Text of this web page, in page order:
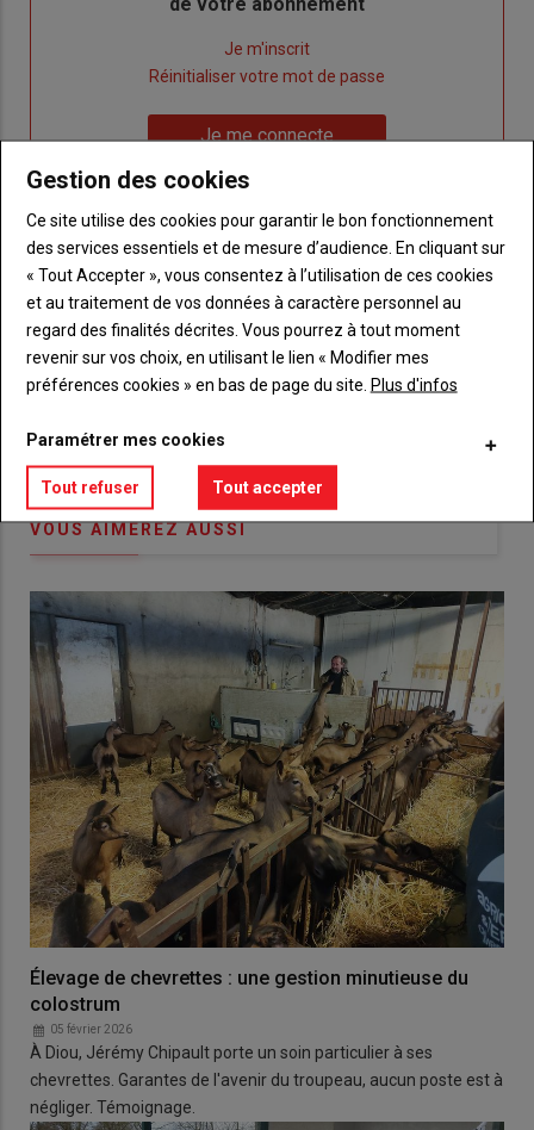
de votre abonnement
Je m'inscrit
de
passe"
Réinitialiser votre mot de passe
me
connecte"
Je me connecte
Sous-
titre
Vous n'êtes pas abonné(e)
TITRE CRÉEZ UN COMPTE
BodyChoisissez votre formule et créez votre
compte pour accéder à tout {nom-site}.
Lien Créez un compte
VOUS AIMEREZ AUSSI
Élevage de chevrettes : une gestion minutieuse du
colostrum
05 février 2026
À Diou, Jérémy Chipault porte un soin particulier à ses
chevrettes. Garantes de l'avenir du troupeau, aucun poste est à
négliger. Témoignage.
Gestion des cookies
Ce site utilise des cookies pour garantir le bon fonctionnement
des services essentiels et de mesure d’audience. En cliquant sur
« Tout Accepter », vous consentez à l’utilisation de ces cookies
et au traitement de vos données à caractère personnel au
regard des finalités décrites. Vous pourrez à tout moment
revenir sur vos choix, en utilisant le lien « Modifier mes
préférences cookies » en bas de page du site. Plus d'infos
Paramétrer mes cookies
Tout refuser Tout accepter